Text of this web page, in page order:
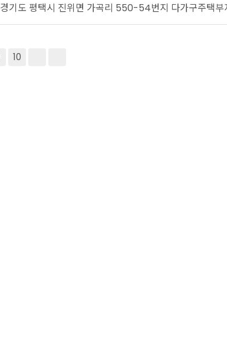
경기도 평택시 진위면 가곡리 550-54번지 다가구주택부
10